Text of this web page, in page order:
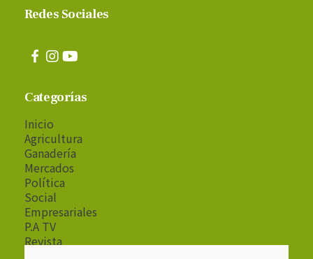
Redes Sociales
Categorías
Inicio
Agricultura
Ganadería
Mercados
Política
Social
Empresariales
P.A TV
Revista